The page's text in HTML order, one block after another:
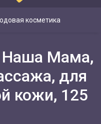
косметика
Наша Мама,
для
кожи, 125